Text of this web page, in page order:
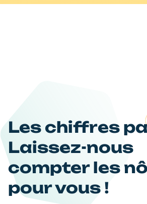
Les chiffres
Laissez-nous
compter les
pour vous !